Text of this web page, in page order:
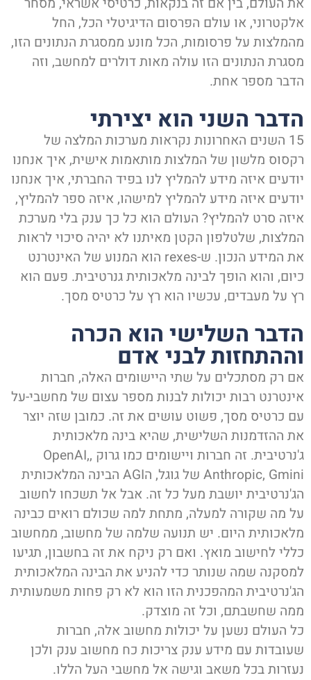
או עולם הפרסום הדיגיטלי הכל, החל
על פרסומות, הכל מונע ממסגרת הנתונים הזו,
הנתונים הזו עולה מאות דולרים למחשב, וזה
מספר אחת.
השני הוא יצירתי
15 השנים האחרונות נקראות מערכות המלצה של
מלשון של המלצות מותאמות אישית, איך אנחנו
איזה מידע להמליץ לנו בפיד החברתי, איך אנחנו
איזה מידע להמליץ למישהו, איזה ספר להמליץ,
סרט להמליץ? העולם הוא כל כך ענק בלי מערכת
שלטלפון הקטן מאיתנו לא יהיה סיכוי לראות
את המידע הנכון. ש-rexes הוא המנוע של האינטרנט
והוא הופך לבינה מלאכותית גנרטיבית. פעם הוא
על מעבדים, עכשיו הוא רץ על כרטיס מסך.
השלישי הוא הכרה
לבני אדם
רק מסתכלים על שתי היישומים האלה, חברות
רבות יכולות לבנות מספר עצום של מחשבי-על
כרטיס מסך, פשוט עושים את זה. כמובן שזה יוצר
ההזדמנות השלישית, שהיא בינה מלאכותית
ג'נרטיבית. זה חברות ויישומים כמו גרוק ,OpenAI,
Anthropic, Gmini של גוגל, הAGI הבינה המלאכותית
יושבת מעל כל זה. אבל אל תשכחו לחשוב
מה שקורה למעלה, מתחת למה שכולם רואים כבינה
היום. יש תנועה שלמה של מחשוב, ממחשוב
לחישוב מואץ. ואם רק ניקח את זה בחשבון, תגיעו
שמה שנותר כדי להניע את הבינה המלאכותית
המהפכנית הזו הוא לא רק פחות משמעותית
שחשבתם, וכל זה מוצדק.
העולם נשען על יכולות מחשוב אלה, חברות
עם מידע ענק צריכות כח מחשוב ענק ולכן
בכל משאב וגישה אל מחשבי העל הללו.